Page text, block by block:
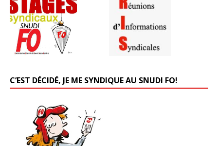
C’EST DÉCIDÉ, JE ME SYNDIQUE AU SNUDI FO!